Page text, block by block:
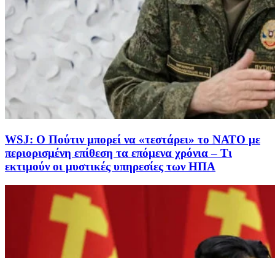
WSJ: Ο Πούτιν μπορεί να «τεστάρει» το ΝΑΤΟ με
περιορισμένη επίθεση τα επόμενα χρόνια – Τι
εκτιμούν οι μυστικές υπηρεσίες των ΗΠΑ